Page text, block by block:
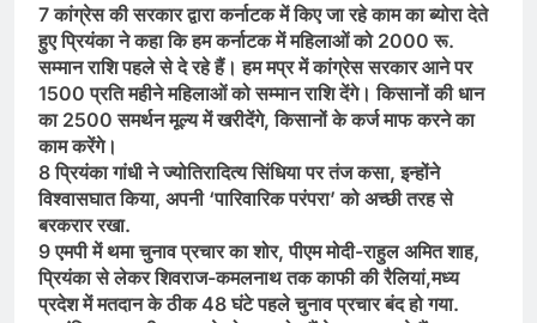
7 कांग्रेस की सरकार द्वारा कर्नाटक में किए जा रहे काम का ब्योरा देते
हुए प्रियंका ने कहा कि हम कर्नाटक में महिलाओं को 2000 रू.
सम्मान राशि पहले से दे रहे हैं। हम मप्र में कांग्रेस सरकार आने पर
1500 प्रति महीने महिलाओं को सम्मान राशि देंगे। किसानों की धान
का 2500 समर्थन मूल्य में खरीदेंगे, किसानों के कर्ज माफ करने का
काम करेंगे।
8 प्रियंका गांधी ने ज्योतिरादित्य सिंधिया पर तंज कसा, इन्होंने
विश्वासघात किया, अपनी ‘पारिवारिक परंपरा’ को अच्छी तरह से
बरकरार रखा.
9 एमपी में थमा चुनाव प्रचार का शोर, पीएम मोदी-राहुल अमित शाह,
प्रियंका से लेकर शिवराज-कमलनाथ तक काफी की रैलियां,मध्य
प्रदेश में मतदान के ठीक 48 घंटे पहले चुनाव प्रचार बंद हो गया.